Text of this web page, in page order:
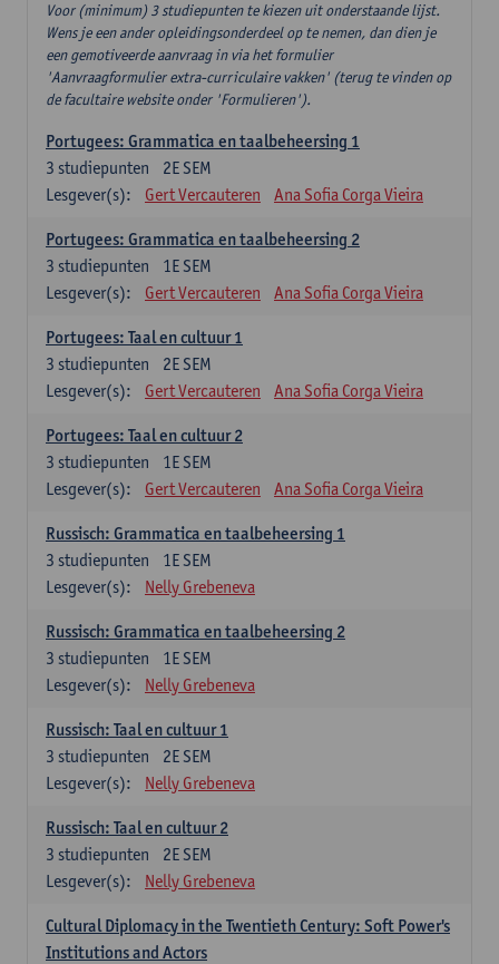
Voor (minimum) 3 studiepunten te kiezen uit onderstaande lijst.
Wens je een ander opleidingsonderdeel op te nemen, dan dien je
een gemotiveerde aanvraag in via het formulier
'Aanvraagformulier extra-curriculaire vakken' (terug te vinden op
de facultaire website onder 'Formulieren').
Portugees: Grammatica en taalbeheersing 1
2E SEM
3 studiepunten
Lesgever(s):
Gert Vercauteren Ana Sofia Corga Vieira
Portugees: Grammatica en taalbeheersing 2
1E SEM
3 studiepunten
Lesgever(s):
Gert Vercauteren Ana Sofia Corga Vieira
Portugees: Taal en cultuur 1
2E SEM
3 studiepunten
Lesgever(s):
Gert Vercauteren Ana Sofia Corga Vieira
Portugees: Taal en cultuur 2
1E SEM
3 studiepunten
Lesgever(s):
Gert Vercauteren Ana Sofia Corga Vieira
Russisch: Grammatica en taalbeheersing 1
1E SEM
3 studiepunten
Lesgever(s):
Nelly Grebeneva
Russisch: Grammatica en taalbeheersing 2
1E SEM
3 studiepunten
Lesgever(s):
Nelly Grebeneva
Russisch: Taal en cultuur 1
2E SEM
3 studiepunten
Lesgever(s):
Nelly Grebeneva
Russisch: Taal en cultuur 2
2E SEM
3 studiepunten
Lesgever(s):
Nelly Grebeneva
Cultural Diplomacy in the Twentieth Century: Soft Power's
Institutions and Actors